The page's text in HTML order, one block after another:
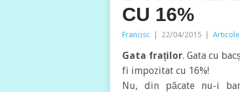
CU 16%
Francisc 22/04/2015 Articole
Gata fraților. Gata cu
fi impozitat cu 16%!
Nu, din păcate nu-i